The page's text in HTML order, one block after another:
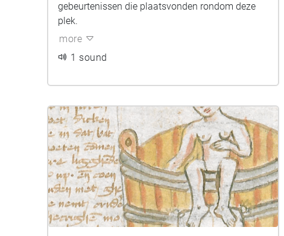
gebeurtenissen die plaatsvonden rondom deze
plek.
more
1 sound